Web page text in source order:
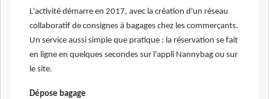
L'activité démarre en 2017, avec la création d'un réseau
collaboratif de consignes à bagages chez les commerçants.
Un service aussi simple que pratique : la réservation se fait
en ligne en quelques secondes sur l'appli Nannybag ou sur
le site.
Dépose bagage